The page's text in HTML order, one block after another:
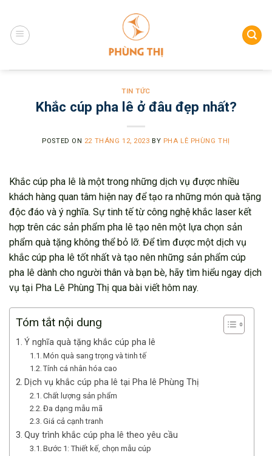
content
TIN TỨC
Khắc cúp pha lê ở đâu đẹp nhất?
POSTED ON 22 THÁNG 12, 2023 BY PHA LÊ PHÙNG THỊ
Khắc cúp pha lê là một trong những dịch vụ được nhiều
khách hàng quan tâm hiện nay để tạo ra những món quà tặng
độc đáo và ý nghĩa. Sự tinh tế từ công nghệ khắc laser kết
hợp trên các sản phẩm pha lê tạo nên một lựa chọn sản
phẩm quà tặng không thể bỏ lỡ. Để tìm được một dịch vụ
khắc cúp pha lê tốt nhất và tạo nên những sản phẩm cúp
pha lê dành cho người thân và bạn bè, hãy tìm hiểu ngay dịch
vụ tại Pha Lê Phùng Thị qua bài viết hôm nay.
Tóm tắt nội dung
Ý nghĩa quà tặng khắc cúp pha lê
Món quà sang trọng và tinh tế
Tính cá nhân hóa cao
Dịch vụ khắc cúp pha lê tại Pha lê Phùng Thị
Chất lượng sản phẩm
Đa dạng mẫu mã
Giá cả cạnh tranh
Quy trình khắc cúp pha lê theo yêu cầu
Bước 1: Thiết kế, chọn mẫu cúp